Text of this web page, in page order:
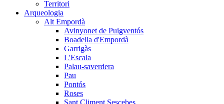
Territori
Arqueologia
Alt Empordà
Avinyonet de Puigventós
Boadella d'Empordà
Garrigàs
L'Escala
Palau-saverdera
Pau
Pontós
Roses
Sant Climent Sescebes